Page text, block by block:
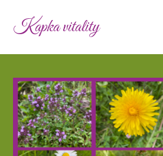
Kapka vitality